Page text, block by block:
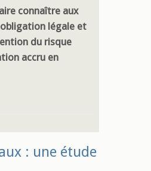
connaître aux
légale et
du risque
accru en
: une étude